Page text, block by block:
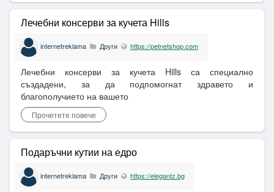
Лечебни консерви за кучета Hills
internetreklama Други https://petnetshop.com
Лечебни консерви за кучета Hills са специално
създадени, за да подпомогнат здравето и
благополучието на вашето
Прочетете повече
Подаръчни кутии на едро
internetreklama Други https://elegantz.bg